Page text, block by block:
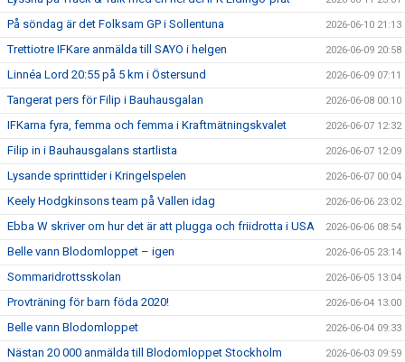
På söndag är det Folksam GP i Sollentuna 2026-06-10 21:13
Trettiotre IFKare anmälda till SAYO i helgen 2026-06-09 20:58
Linnéa Lord 20:55 på 5 km i Östersund 2026-06-09 07:11
Tangerat pers för Filip i Bauhausgalan 2026-06-08 00:10
IFKarna fyra, femma och femma i Kraftmätningskvalet 2026-06-07 12:32
Filip in i Bauhausgalans startlista 2026-06-07 12:09
Lysande sprinttider i Kringelspelen 2026-06-07 00:04
Keely Hodgkinsons team på Vallen idag 2026-06-06 23:02
Ebba W skriver om hur det är att plugga och friidrotta i USA 2026-06-06 08:54
Belle vann Blodomloppet – igen 2026-06-05 23:14
Sommaridrottsskolan 2026-06-05 13:04
Provträning för barn föda 2020! 2026-06-04 13:00
Belle vann Blodomloppet 2026-06-04 09:33
Nästan 20 000 anmälda till Blodomloppet Stockholm 2026-06-03 09:59